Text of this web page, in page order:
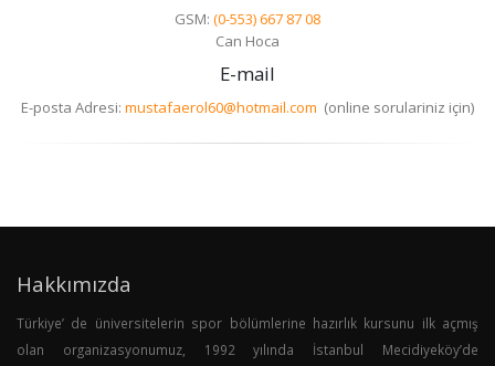
GSM: (0-553) 667 87 08
Can Hoca
E-mail
E-posta Adresi: mustafaerol60@hotmail.com (online sorulariniz için)
Hakkımızda
Türkiye’ de üniversitelerin spor bölümlerine hazırlık kursunu ilk açmış
olan organizasyonumuz, 1992 yılında İstanbul Mecidiyeköy’de